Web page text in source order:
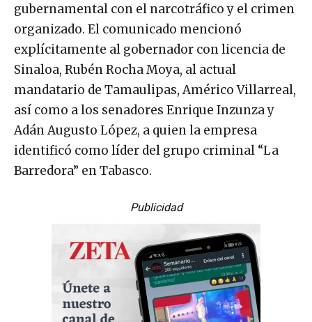
gubernamental con el narcotráfico y el crimen
organizado. El comunicado mencionó
explícitamente al gobernador con licencia de
Sinaloa, Rubén Rocha Moya, al actual
mandatario de Tamaulipas, Américo Villarreal,
así como a los senadores Enrique Inzunza y
Adán Augusto López, a quien la empresa
identificó como líder del grupo criminal “La
Barredora” en Tabasco.
Publicidad